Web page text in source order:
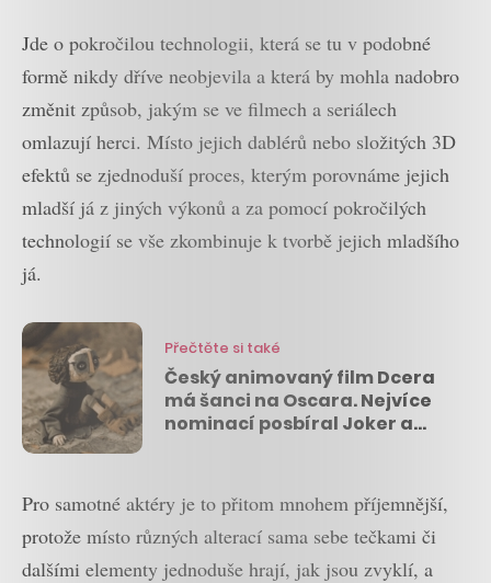
Jde o pokročilou technologii, která se tu v podobné
formě nikdy dříve neobjevila a která by mohla nadobro
změnit způsob, jakým se ve filmech a seriálech
omlazují herci. Místo jejich dablérů nebo složitých 3D
efektů se zjednoduší proces, kterým porovnáme jejich
mladší já z jiných výkonů a za pomocí pokročilých
technologií se vše zkombinuje k tvorbě jejich mladšího
já.
Přečtěte si také
Český animovaný film Dcera
má šanci na Oscara. Nejvíce
nominací posbíral Joker a
Pro samotné aktéry je to přitom mnohem příjemnější,
protože místo různých alterací sama sebe tečkami či
dalšími elementy jednoduše hrají, jak jsou zvyklí, a